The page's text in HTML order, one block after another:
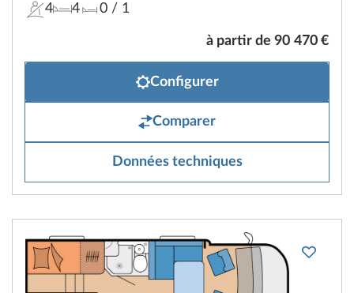
4 4 0/ 1
à partir de 90 470 €
Configurer
Comparer
Données techniques